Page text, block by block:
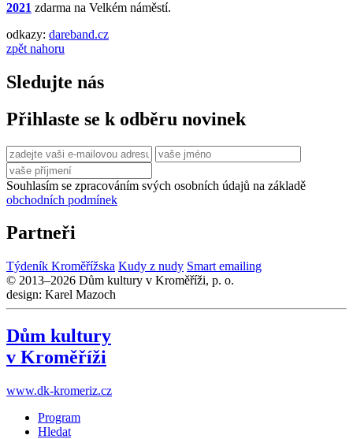
2021 zdarma na Velkém náměstí.
odkazy: dareband.cz
zpět nahoru
Sledujte nás
Přihlaste se k odběru novinek
Souhlasím se zpracováním svých osobních údajů na základě
obchodních podmínek
Partneři
Týdeník Kroměřížska Kudy z nudy Smart emailing
© 2013–2026 Dům kultury v Kroměříži, p. o.
design: Karel Mazoch
Dům kultury
v Kroměříži
www.dk-kromeriz.cz
Program
Hledat